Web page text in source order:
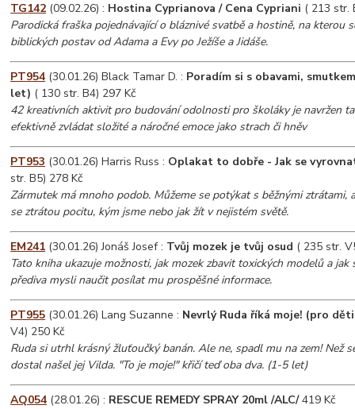
TG142 (09.02.26) : Hostina Cyprianova / Cena Cypriani ( 213 str.
Parodická fraška pojednávající o bláznivé svatbě a hostině, na kterou
biblických postav od Adama a Evy po Ježíše a Jidáše.
PT954 (30.01.26) Black Tamar D. : Poradím si s obavami,
let) ( 130 str. B4) 297 Kč
42 kreativních aktivit pro budování odolnosti pro školáky je navržen
efektivně zvládat složité a náročné emoce jako strach či hněv
PT953 (30.01.26) Harris Russ : Oplakat to dobře - Jak se
str. B5) 278 Kč
Zármutek má mnoho podob. Můžeme se potýkat s běžnými ztrátami,
se ztrátou pocitu, kým jsme nebo jak žít v nejistém světě.
EM241 (30.01.26) Jonáš Josef : Tvůj mozek je tvůj osud ( 235 str.
Tato kniha ukazuje možnosti, jak mozek zbavit toxických modelů a jak
přediva mysli naučit posílat mu prospěšné informace.
PT955 (30.01.26) Lang Suzanne : Nevrlý Ruda říká moje! (pro
V4) 250 Kč
Ruda si utrhl krásný žluťoučký banán. Ale ne, spadl mu na zem! Než
dostal našel jej Vilda. "To je moje!" křičí teď oba dva. (1-5 let)
AQ054 (28.01.26) : RESCUE REMEDY SPRAY 20ml /ALC/419 Kč